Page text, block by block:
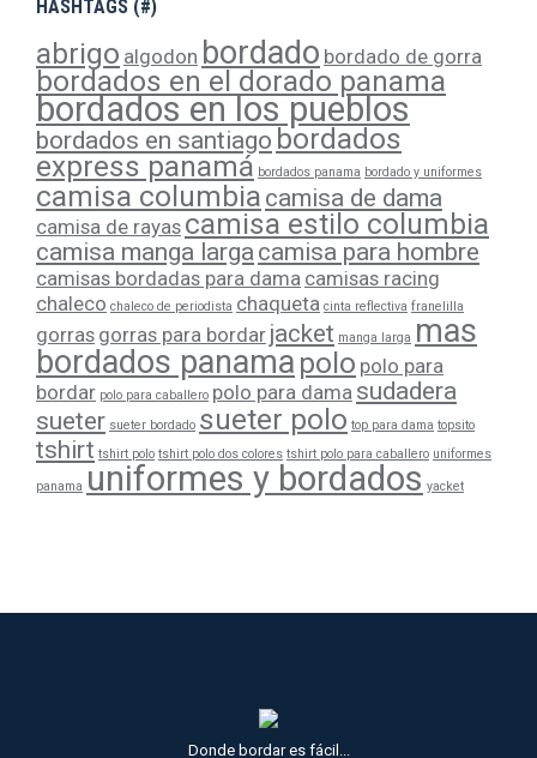
HASHTAGS (#)
abrigo algodon bordado bordado de gorra
bordados en el dorado panama
bordados en los pueblos
bordados en santiago bordados
express panamá bordados panama bordado y uniformes
camisa columbia camisa de dama
camisa de rayas camisa estilo columbia
camisa manga larga camisa para hombre
camisas bordadas para dama camisas racing
chaleco chaleco de periodista chaqueta cinta reflectiva franelilla
gorras gorras para bordar jacket manga larga mas
bordados panama polo polo para
bordar polo para caballero polo para dama sudadera
sueter sueter bordado sueter polo top para dama topsito
tshirt tshirt polo tshirt polo dos colores tshirt polo para caballero uniformes
panama uniformes y bordados yacket
Donde bordar es fácil...